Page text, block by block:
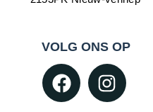
VOLG ONS OP